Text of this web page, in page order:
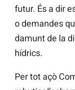
futur. És a dir
o demandes
damunt de la
hídrics.
Per tot açò